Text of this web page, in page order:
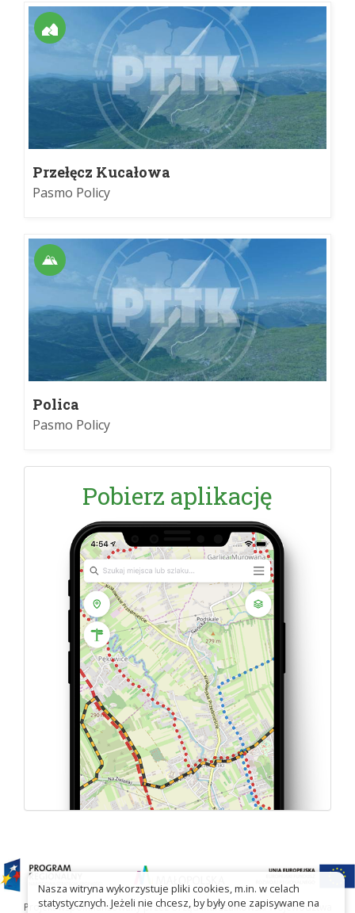
Przełęcz Kucałowa
Pasmo Policy
Polica
Pasmo Policy
Pobierz aplikację
Projekt współfinansowany przez Urząd Marszałkowski Województwa
Nasza witryna wykorzystuje pliki cookies, m.in. w celach
statystycznych. Jeżeli nie chcesz, by były one zapisywane na